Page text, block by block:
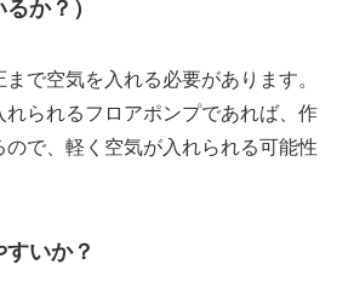
か？）
で空気を入れる必要があります。
れられるフロアポンプであれば、作
ので、軽く空気が入れられる可能性
いか？